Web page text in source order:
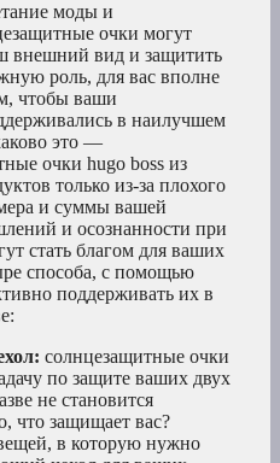
моды и
очки могут
внешний вид и защитить
роль, для вас вполне
чтобы ваши
в наилучшем
это —
очки hugo boss из
только из-за плохого
и суммы вашей
и осознанности при
стать благом для ваших
способа, с помощью
поддерживать их в
солнцезащитные очки
по защите ваших двух
не становится
что защищает вас?
в которую нужно